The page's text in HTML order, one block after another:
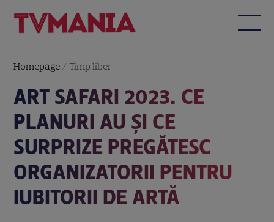
Homepage / Timp liber
ART SAFARI 2023. CE
PLANURI AU ȘI CE
SURPRIZE PREGĂTESC
ORGANIZATORII PENTRU
IUBITORII DE ARTĂ